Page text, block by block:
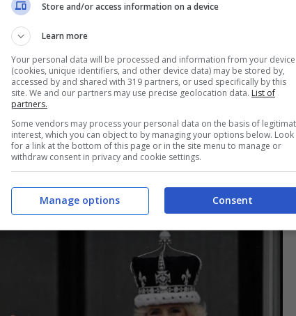
il cancro, avrebbe deciso di
invitato a Balmoral il figlio con la moglie,
fonti di Palazzo i Sussex non hanno risposto e
La Markle avrebbe giurato a se stessa di non
non lascerà che i figli vadano via senza di lei.
il Re potrebbe cambiare facendo una mossa
Store and/or access information on a device
Learn more
Your personal data will be processed and information from your device
(cookies, unique identifiers, and other device data) may be stored by,
accessed by and shared with 319 partners, or used specifically by this
site. We and our partners may use precise geolocation data. List of
partners.
Some vendors may process your personal data on the basis of
interest, which you can object to by managing your options below. Look
for a link at the bottom of this page or in the site menu to manage or
withdraw consent in privacy and cookie settings.
Consent
Manage options